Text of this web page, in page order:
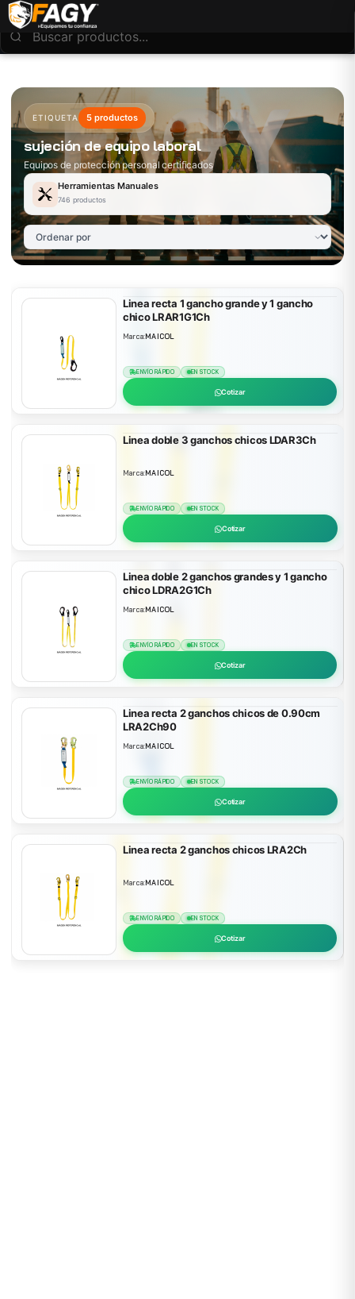
ETIQUETA 5 productos
sujeción de equipo laboral
Equipos de protección personal certificados
Herramientas Manuales
746 productos
Linea recta 1 gancho grande y 1 gancho
chico LRAR1G1Ch
Marca:MAICOL
ENVÍO RÁPIDO EN STOCK
Cotizar
Linea doble 3 ganchos chicos LDAR3Ch
Marca:MAICOL
ENVÍO RÁPIDO EN STOCK
Cotizar
Linea doble 2 ganchos grandes y 1 gancho
chico LDRA2G1Ch
Marca:MAICOL
ENVÍO RÁPIDO EN STOCK
Cotizar
Linea recta 2 ganchos chicos de 0.90cm
LRA2Ch90
Marca:MAICOL
ENVÍO RÁPIDO EN STOCK
Cotizar
Linea recta 2 ganchos chicos LRA2Ch
Marca:MAICOL
ENVÍO RÁPIDO EN STOCK
Cotizar